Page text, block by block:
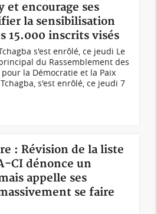
et encourage ses
la sensibilisation
15.000 inscrits visés
s'est enrôlé, ce jeudi Le
du Rassemblement des
la Démocratie et la Paix
s'est enrôlé, ce jeudi 7
: Révision de la liste
CI dénonce un
appelle ses
se faire